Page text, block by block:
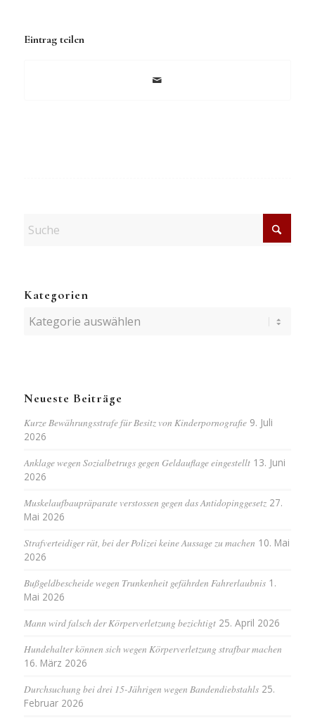
Eintrag teilen
Kategorien
Kategorien
Neueste Beiträge
Kurze Bewährungsstrafe für Besitz von Kinderpornografie 9. Juli
2026
Anklage wegen Sozialbetrugs gegen Geldauflage eingestellt 13. Juni
2026
Muskelaufbaupräparate verstossen gegen das Antidopinggesetz 27.
Mai 2026
Strafverteidiger rät, bei der Polizei keine Aussage zu machen 10. Mai
2026
Bußgeldbescheide wegen Trunkenheit gefährden Fahrerlaubnis 1.
Mai 2026
Mann wird falsch der Körperverletzung bezichtigt 25. April 2026
Hundehalter können sich wegen Körperverletzung strafbar machen
16. März 2026
Durchsuchung bei drei 15-Jährigen wegen Bandendiebstahls 25.
Februar 2026